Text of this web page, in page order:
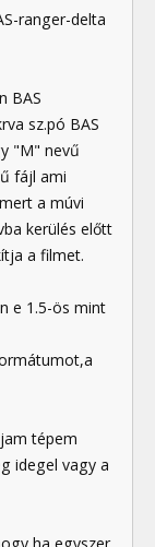
ranger-delta
BAS
sz.pó BAS
"M" nevű
fájl ami
a múvi
kerülés előtt
a filmet.
e 1.5-ös mint
tépem
idegel vagy a